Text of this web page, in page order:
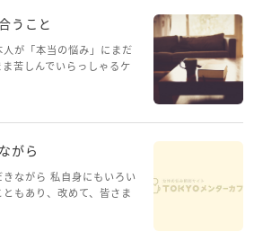
うこと
が「本当の悩み」にまだ
苦しんでいらっしゃるケ
は、心の深いところ（深
たく違う角度から解決の
がら
ながら 私自身にもいろい
もあり、改めて、皆さま
な、もがいてる。わたし
励まされるような日々で